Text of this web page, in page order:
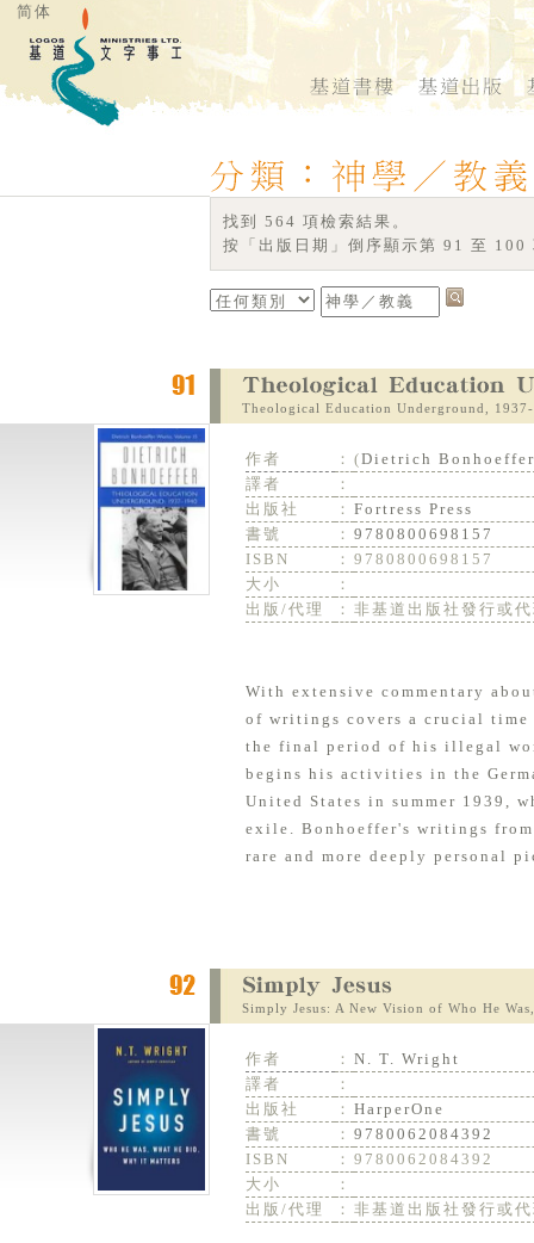
简体
找到 564 項檢索結果。
按「出版日期」倒序顯示第 91 至 100
Theological Education Underground,
作者 ： (Dietrich Bonhoeffer
譯者
：
出版社
： Fortress Press
書號
： 9780800698157
ISBN
： 9780800698157
大小
：
出版/代理
： 非基道出版社發行或
With extensive commentary
of writings covers a crucial
the final period of his illegal
begins his activities in the
United States in summer 1939,
exile. Bonhoeffer's writings
rare and more deeply personal
Simply Jesus: A New Vision of Who He
作者 ： N. T. Wright
譯者
：
出版社
： HarperOne
書號
： 9780062084392
ISBN
： 9780062084392
大小
：
出版/代理
： 非基道出版社發行或